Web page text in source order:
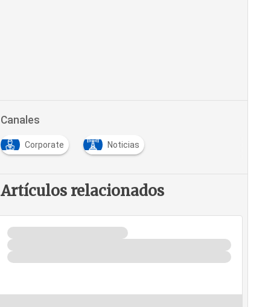
Canales
Corporate Noticias
Artículos relacionados